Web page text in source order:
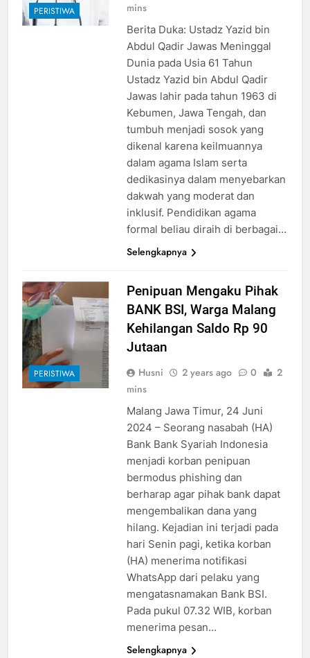
PERISTIWA
mins
Berita Duka: Ustadz Yazid bin
Abdul Qadir Jawas Meninggal
Dunia pada Usia 61 Tahun
Ustadz Yazid bin Abdul Qadir
Jawas lahir pada tahun 1963 di
Kebumen, Jawa Tengah, dan
tumbuh menjadi sosok yang
dikenal karena keilmuannya
dalam agama Islam serta
dedikasinya dalam menyebarkan
dakwah yang moderat dan
inklusif. Pendidikan agama
formal beliau diraih di berbagai…
Selengkapnya
PERISTIWA
Penipuan Mengaku Pihak
BANK BSI, Warga Malang
Kehilangan Saldo Rp 90
Jutaan
Husni 2 years ago 0
2
mins
Malang Jawa Timur, 24 Juni
2024 – Seorang nasabah (HA)
Bank Bank Syariah Indonesia
menjadi korban penipuan
bermodus phishing dan
berharap agar pihak bank dapat
mengembalikan dana yang
hilang. Kejadian ini terjadi pada
hari Senin pagi, ketika korban
(HA) menerima notifikasi
WhatsApp dari pelaku yang
mengatasnamakan Bank BSI.
Pada pukul 07.32 WIB, korban
menerima pesan…
Selengkapnya